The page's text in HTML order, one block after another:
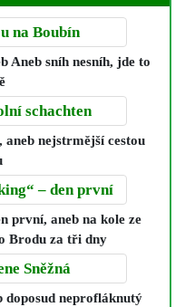
Aneb sníh nesníh, jde to
aneb nejstrmější cestou
první, aneb na kole ze
Brodu za tři dny
doposud neprofláknutý